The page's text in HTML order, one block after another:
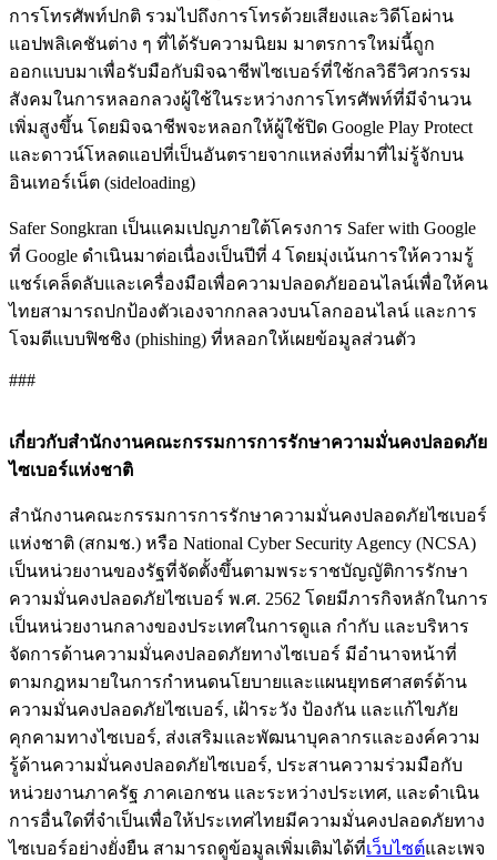
การโทรศัพท์ปกติ รวมไปถึงการโทรด้วยเสียงและวิดีโอผ่าน
แอปพลิเคชันต่าง ๆ ที่ได้รับความนิยม มาตรการใหม่นี้ถูก
ออกแบบมาเพื่อรับมือกับมิจฉาชีพไซเบอร์ที่ใช้กลวิธีวิศวกรรม
สังคมในการหลอกลวงผู้ใช้ในระหว่างการโทรศัพท์ที่มีจำนวน
เพิ่มสูงขึ้น โดยมิจฉาชีพจะหลอกให้ผู้ใช้ปิด Google Play Protect
และดาวน์โหลดแอปที่เป็นอันตรายจากแหล่งที่มาที่ไม่รู้จักบน
อินเทอร์เน็ต (sideloading)
Safer Songkran เป็นแคมเปญภายใต้โครงการ Safer with Google
ที่ Google ดำเนินมาต่อเนื่องเป็นปีที่ 4 โดยมุ่งเน้นการให้ความรู้
แชร์เคล็ดลับและเครื่องมือเพื่อความปลอดภัยออนไลน์เพื่อให้คน
ไทยสามารถปกป้องตัวเองจากกลลวงบนโลกออนไลน์ และการ
โจมตีแบบฟิชชิง (phishing) ที่หลอกให้เผยข้อมูลส่วนตัว
###
เกี่ยวกับสำนักงานคณะกรรมการการรักษาความมั่นคงปลอดภัย
ไซเบอร์แห่งชาติ
สำนักงานคณะกรรมการการรักษาความมั่นคงปลอดภัยไซเบอร์
แห่งชาติ (สกมช.) หรือ National Cyber Security Agency (NCSA)
เป็นหน่วยงานของรัฐที่จัดตั้งขึ้นตามพระราชบัญญัติการรักษา
ความมั่นคงปลอดภัยไซเบอร์ พ.ศ. 2562 โดยมีภารกิจหลักในการ
เป็นหน่วยงานกลางของประเทศในการดูแล กำกับ และบริหาร
จัดการด้านความมั่นคงปลอดภัยทางไซเบอร์ มีอำนาจหน้าที่
ตามกฎหมายในการกำหนดนโยบายและแผนยุทธศาสตร์ด้าน
ความมั่นคงปลอดภัยไซเบอร์, เฝ้าระวัง ป้องกัน และแก้ไขภัย
คุกคามทางไซเบอร์, ส่งเสริมและพัฒนาบุคลากรและองค์ความ
รู้ด้านความมั่นคงปลอดภัยไซเบอร์, ประสานความร่วมมือกับ
หน่วยงานภาครัฐ ภาคเอกชน และระหว่างประเทศ, และดำเนิน
การอื่นใดที่จำเป็นเพื่อให้ประเทศไทยมีความมั่นคงปลอดภัยทาง
ไซเบอร์อย่างยั่งยืน สามารถดูข้อมูลเพิ่มเติมได้ที่เว็บไซต์และเพจ